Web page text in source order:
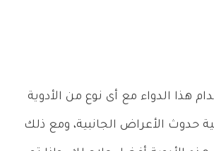
هذا الدواء مع أى نوع من الأدوية
حدوث الأعراض الجانبية، ومع ذلك